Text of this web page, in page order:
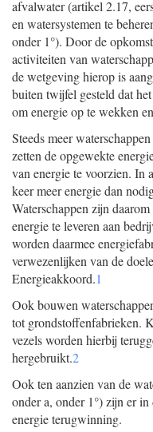
afvalwater (artikel 2.17,
en watersystemen te
onder 1°). Door de
activiteiten van
de wetgeving hierop is
buiten twijfel gesteld dat
om energie op te wekken
Steeds meer
zetten de opgewekte
van energie te voorzien. In
keer meer energie dan
Waterschappen zijn
energie te leveren aan
worden daarmee
verwezenlijken van de
Energieakkoord.1
Ook bouwen
tot grondstoffenfabrieken.
vezels worden hierbij
hergebruikt.2
Ook ten aanzien van de
onder a, onder 1°) zijn er
energie terugwinning.